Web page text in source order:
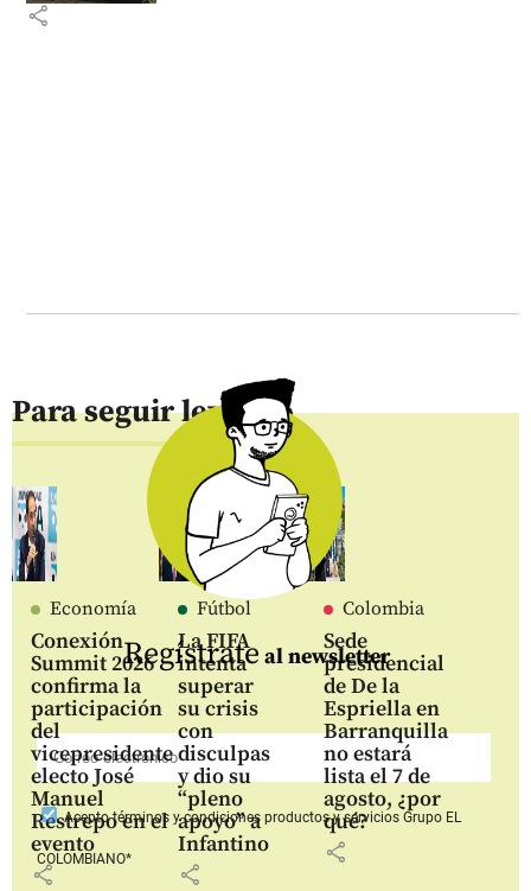
share
Para seguir leyendo
Economía
Conexión
Summit 2026
confirma la
participación
del
vicepresidente
electo José
Manuel
Restrepo en el
evento
share
Fútbol
La FIFA
intenta
superar
su crisis
con
disculpas
y dio su
“pleno
apoyo” a
Infantino
share
Colombia
Sede
presidencial
de De la
Espriella en
Barranquilla
no estará
lista el 7 de
agosto, ¿por
qué?
share
Regístrate al newsletter
Aceptotérminos y condiciones productos y serviciosGrupo EL
COLOMBIANO*